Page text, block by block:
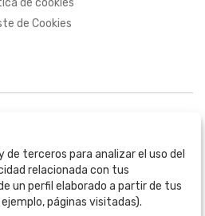
de cookies
de Cookies
BOGOTÁ
10a - 59 BOGOTÁ, CO
terceros para analizar el uso del
relacionada con tus
un perfil elaborado a partir de tus
páginas visitadas).